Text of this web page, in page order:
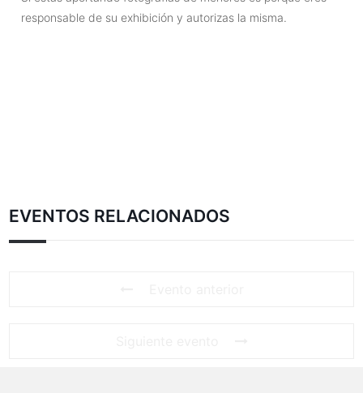
responsable de su exhibición y autorizas la misma.
EVENTOS RELACIONADOS